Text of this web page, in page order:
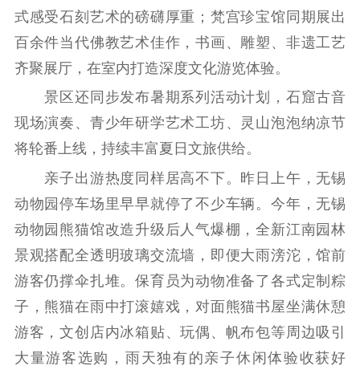
公共服务
新时代公民素养
提升资源库
新闻出版
政务服务
作品著作权
登记服务
科研创新
智库服务
文艺创作
文化产业
统计分析
数字出版
审读服务
电影
服务
理论宣讲
共建共享平台
政工继续教育学
习平台
责任编辑注册
业务申报系统
式感受石刻艺术的磅礴厚重；梵宫珍宝馆同期展出
百余件当代佛教艺术佳作，书画、雕塑、非遗工艺
齐聚展厅，在室内打造深度文化游览体验。
景区还同步发布暑期系列活动计划，石窟古音
现场演奏、青少年研学艺术工坊、灵山泡泡纳凉节
将轮番上线，持续丰富夏日文旅供给。
亲子出游热度同样居高不下。昨日上午，无锡
动物园停车场里早早就停了不少车辆。今年，无锡
动物园熊猫馆改造升级后人气爆棚，全新江南园林
景观搭配全透明玻璃交流墙，即便大雨滂沱，馆前
游客仍撑伞扎堆。保育员为动物准备了各式定制粽
子，熊猫在雨中打滚嬉戏，对面熊猫书屋坐满休憩
游客，文创店内冰箱贴、玩偶、帆布包等周边吸引
大量游客选购，雨天独有的亲子休闲体验收获好